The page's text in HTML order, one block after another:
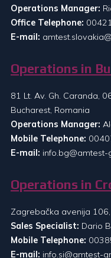
Operations Manager:
Office Telephone:
E-mail:
Operations in
81 Lt. Av. Gh. Caranda,
Bucharest, Romania
Operations Manager:
Mobile Telephone:
E-mail: info.bg@amtest-
Operations in
Zagrebačka avenija
Sales Specialist: Dario
Mobile Telephone:
E-mail: info.si@amtest-